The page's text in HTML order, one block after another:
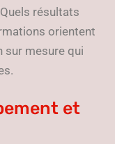
résultats
orientent
sur mesure qui
et